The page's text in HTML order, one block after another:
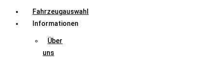
Fahrzeugauswahl
Informationen
Über
uns